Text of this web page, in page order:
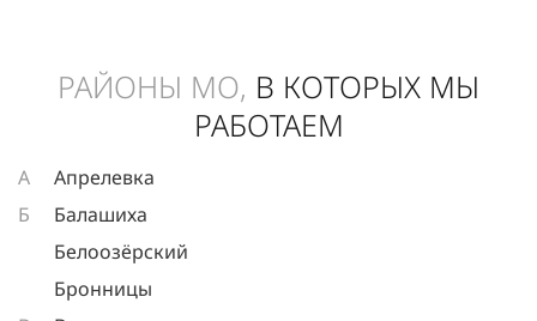
РАЙОНЫ МО, В КОТОРЫХ МЫ
РАБОТАЕМ
А
Апрелевка
Б
Балашиха
Белоозёрский
Бронницы